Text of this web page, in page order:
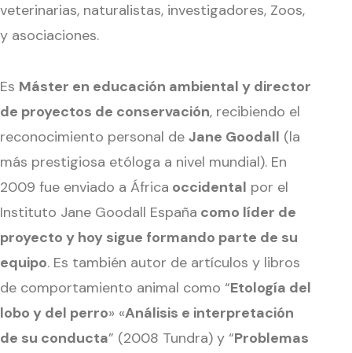
veterinarias, naturalistas, investigadores, Zoos,
y asociaciones.
Es Máster en educación ambiental y director
de proyectos de conservación, recibiendo el
reconocimiento personal de Jane Goodall (la
más prestigiosa etóloga a nivel mundial). En
2009 fue enviado a África occidental por el
Instituto Jane Goodall España como líder de
proyecto y hoy sigue formando parte de su
equipo. Es también autor de artículos y libros
de comportamiento animal como “Etología del
lobo y del perro» «Análisis e interpretación
de su conducta” (2008 Tundra) y “Problemas